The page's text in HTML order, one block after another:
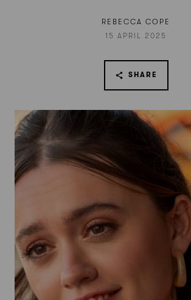
REBECCA COPE
15 APRIL 2025
SHARE